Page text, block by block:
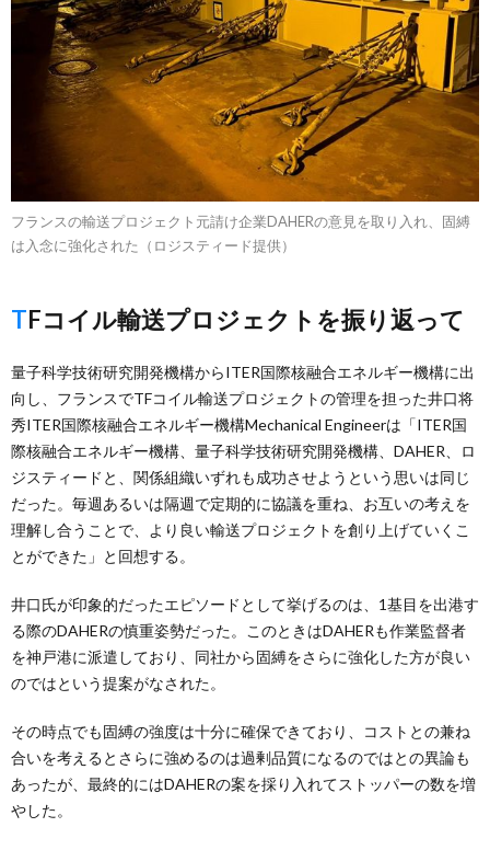
フランスの輸送プロジェクト元請け企業DAHERの意見を取り入れ、固縛
は入念に強化された（ロジスティード提供）
TFコイル輸送プロジェクトを振り返って
量子科学技術研究開発機構からITER国際核融合エネルギー機構に出
向し、フランスでTFコイル輸送プロジェクトの管理を担った井口将
秀ITER国際核融合エネルギー機構Mechanical Engineerは「ITER国
際核融合エネルギー機構、量子科学技術研究開発機構、DAHER、ロ
ジスティードと、関係組織いずれも成功させようという思いは同じ
だった。毎週あるいは隔週で定期的に協議を重ね、お互いの考えを
理解し合うことで、より良い輸送プロジェクトを創り上げていくこ
とができた」と回想する。
井口氏が印象的だったエピソードとして挙げるのは、1基目を出港す
る際のDAHERの慎重姿勢だった。このときはDAHERも作業監督者
を神戸港に派遣しており、同社から固縛をさらに強化した方が良い
のではという提案がなされた。
その時点でも固縛の強度は十分に確保できており、コストとの兼ね
合いを考えるとさらに強めるのは過剰品質になるのではとの異論も
あったが、最終的にはDAHERの案を採り入れてストッパーの数を増
やした。